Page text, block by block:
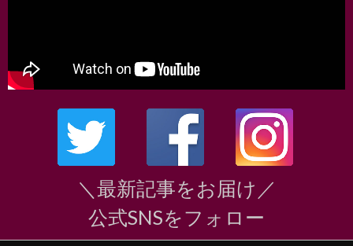
＼最新記事をお届け／
公式SNSをフォロー